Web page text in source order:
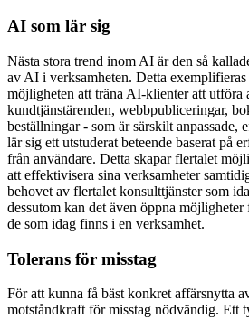
AI som lär sig
Nästa stora trend inom AI är den så
av AI i verksamheten. Detta
möjligheten att träna AI-klienter att utföra
kundtjänstärenden, webbpubliceringar,
beställningar - som är särskilt anpassade,
lär sig ett utstuderat beteende baserat på
från användare. Detta skapar flertalet
att effektivisera sina verksamheter
behovet av flertalet konsulttjänster som
dessutom kan det även öppna
de som idag finns i en verksamhet.
Tolerans för misstag
För att kunna få bäst konkret affärsnytta
motståndkraft för misstag nödvändig. Ett